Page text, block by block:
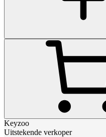
Keyzoo
Uitstekende verkoper